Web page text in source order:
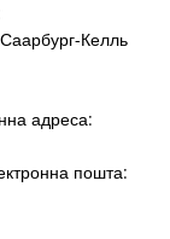
Саарбург-Келль
адреса:
пошта: